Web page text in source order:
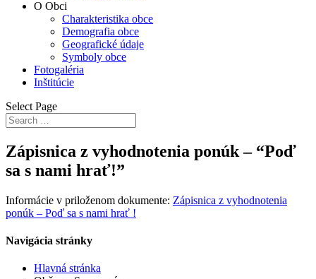
O Obci
Charakteristika obce
Demografia obce
Geografické údaje
Symboly obce
Fotogaléria
Inštitúcie
Select Page
Zápisnica z vyhodnotenia ponúk – “Poď
sa s nami hrať!”
Informácie v priloženom dokumente: Zápisnica z vyhodnotenia
ponúk – Poď sa s nami hrať !
Navigácia stránky
Hlavná stránka